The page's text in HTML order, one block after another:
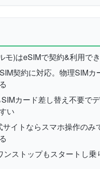
モ)はeSIMで契約&利用で
契約に対応。物理SIMカ
カード差し替え不要で
い
サイトならスマホ操作のみ
ンストップもスタートし乗